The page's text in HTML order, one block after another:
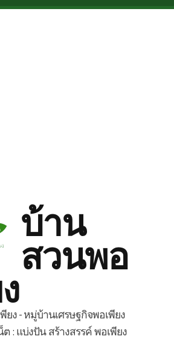
บ้าน
สวนพอ
ยง - หมู่บ้านเศรษฐกิจพอเพียง
: แบ่งปัน สร้างสรรค์ พอเพียง